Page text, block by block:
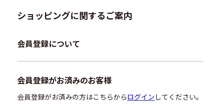
ショッピングに関するご案内
会員登録について
会員登録がお済みのお客様
会員登録がお済みの方はこちらからログイン してください。